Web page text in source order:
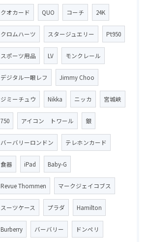
クオカード QUO コーチ 24K
クロムハーツ スタージュエリー Pt950
スポーツ用品 LV モンクレール
デジタル一眼レフ Jimmy Choo
ジミーチュウ Nikka ニッカ 宮城峡
750 アイコン トワール 銀
バーバリーロンドン テレホンカード
食器 iPad Baby-G
Revue Thommen マークジェイコブス
スーツケース プラダ Hamilton
Burberry バーバリー ドンペリ